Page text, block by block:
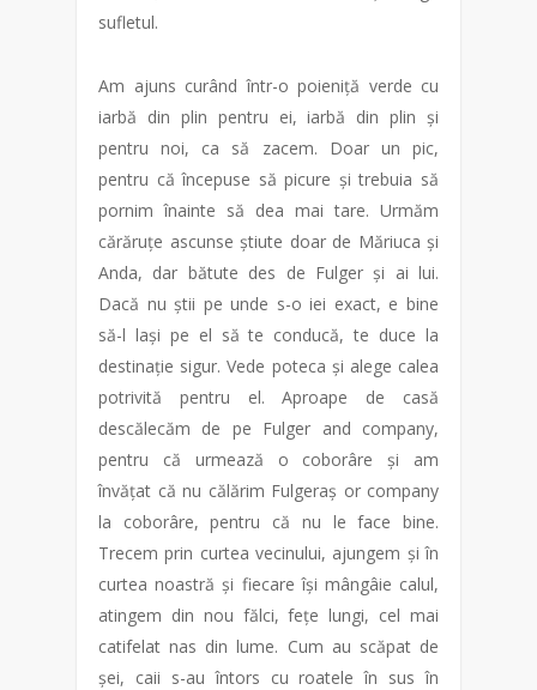
sufletul.
Am ajuns curând într-o poieniță verde cu
iarbă din plin pentru ei, iarbă din plin și
pentru noi, ca să zacem. Doar un pic,
pentru că începuse să picure și trebuia să
pornim înainte să dea mai tare. Urmăm
cărăruțe ascunse știute doar de Măriuca și
Anda, dar bătute des de Fulger și ai lui.
Dacă nu știi pe unde s-o iei exact, e bine
să-l lași pe el să te conducă, te duce la
destinație sigur. Vede poteca și alege calea
potrivită pentru el. Aproape de casă
descălecăm de pe Fulger and company,
pentru că urmează o coborâre și am
învățat că nu călărim Fulgeraș or company
la coborâre, pentru că nu le face bine.
Trecem prin curtea vecinului, ajungem și în
curtea noastră și fiecare își mângâie calul,
atingem din nou fălci, fețe lungi, cel mai
catifelat nas din lume. Cum au scăpat de
șei, caii s-au întors cu roatele în sus în